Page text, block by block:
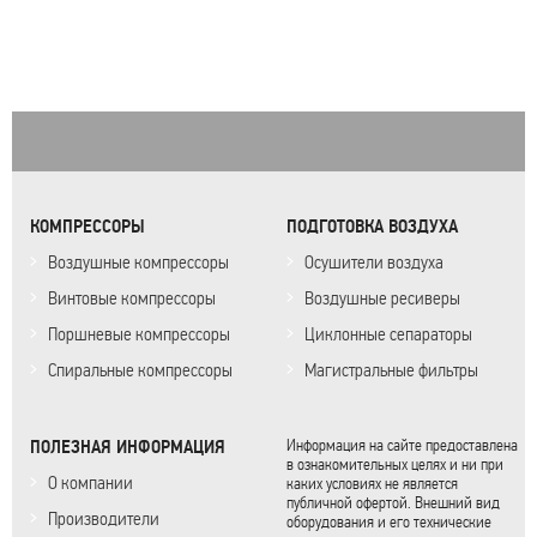
КОМПРЕССОРЫ
Воздушные компрессоры
Винтовые компрессоры
Поршневые компрессоры
Спиральные компрессоры
ПОДГОТОВКА ВОЗДУХА
Осушители воздуха
Воздушные ресиверы
Циклонные сепараторы
Магистральные фильтры
ПОЛЕЗНАЯ ИНФОРМАЦИЯ
О компании
Производители
Информация на сайте предоставлена
в ознакомительных целях и ни при
каких условиях не является
публичной офертой. Внешний вид
оборудования и его технические